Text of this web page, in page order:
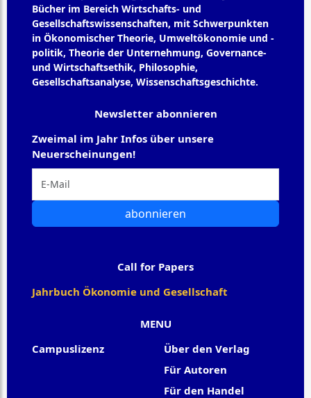
Bücher im Bereich Wirtschafts- und
Gesellschaftswissenschaften, mit Schwerpunkten
in Ökonomischer Theorie, Umweltökonomie und -
politik, Theorie der Unternehmung, Governance-
und Wirtschaftsethik, Philosophie,
Gesellschaftsanalyse, Wissenschaftsgeschichte.
MENU
Campuslizenz
Über den Verlag
Für Autoren
Für den Handel
Newsletter abonnieren
Zweimal im Jahr Infos über unsere
Neuerscheinungen!
abonnieren
Call for Papers
Jahrbuch Ökonomie und Gesellschaft